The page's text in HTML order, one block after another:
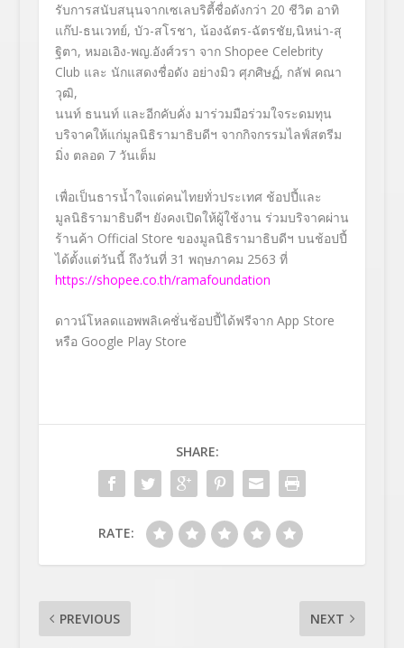
รับการสนับสนุนจากเซเลบริตี้ชื่อดังกว่า 20 ชีวิต อาทิ
แก๊ป-ธนเวทย์, บัว-สโรชา, น้องฉัตร-ฉัตรชัย,นิหน่า-สุ
ฐิตา, หมอเอิง-พญ.อังศ์วรา จาก Shopee Celebrity
Club และ นักแสดงชื่อดัง อย่างมิว ศุภศิษฏ์, กลัฟ คณา
วุฒิ,
นนท์ ธนนท์ และอีกคับคั่ง มาร่วมมือร่วมใจระดมทุน
บริจาคให้แก่มูลนิธิรามาธิบดีฯ จากกิจกรรมไลฟ์สตรีม
มิ่ง ตลอด 7 วันเต็ม
เพื่อเป็นธารน้ำใจแด่คนไทยทั่วประเทศ ช้อปปี้และ
มูลนิธิรามาธิบดีฯ ยังคงเปิดให้ผู้ใช้งาน ร่วมบริจาคผ่าน
ร้านค้า Official Store ของมูลนิธิรามาธิบดีฯ บนช้อปปี้
ได้ตั้งแต่วันนี้ ถึงวันที่ 31 พฤษภาคม 2563 ที่
https://shopee.co.th/ramafoundation
ดาวน์โหลดแอพพลิเคชั่นช้อปปี้ได้ฟรีจาก App Store
หรือ Google Play Store
SHARE:
RATE:
PREVIOUS NEXT